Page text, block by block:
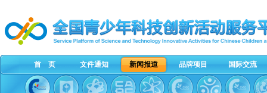
首 页 文件通知 新闻报道 品牌项目 国际交流